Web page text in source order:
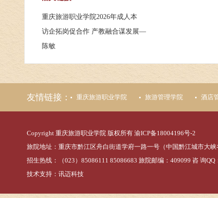
重庆旅游职业学院2026年成人本
访企拓岗促合作 产教融合谋发展—
陈敏
友情链接： 重庆旅游职业学院 旅游管理学院 酒店
Copyright 重庆旅游职业学院 版权所有 渝ICP备18004196号-2
旅院地址：重庆市黔江区舟白街道学府一路一号（中国黔江城市大
招生热线：（023）85086111 85086683 旅院邮编：409099 咨 询QQ
技术支持： 讯迈科技